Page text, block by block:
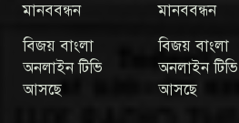
মানববন্ধন
বিজয় বাংলা
অনলাইন টিভি
আসছে
মানববন্ধন
বিজয় বাংলা
অনলাইন টিভি
আসছে